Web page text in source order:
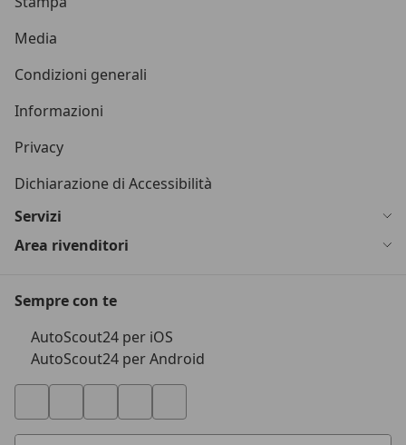
Media
Condizioni generali
Informazioni
Privacy
Dichiarazione di Accessibilità
Servizi
Area rivenditori
Sempre con te
AutoScout24 per iOS
AutoScout24 per Android